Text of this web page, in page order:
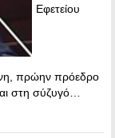
Εφετείου
πρώην πρόεδρο
στη σύζυγό…